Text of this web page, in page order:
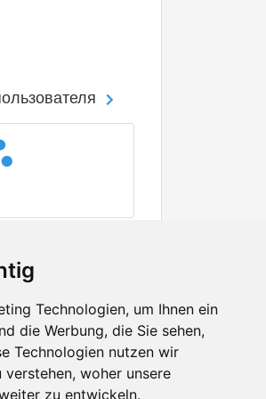
Technologien, um Ihnen ein
die Werbung, die Sie sehen,
Technologien nutzen wir
verstehen, woher unsere
zu entwickeln.